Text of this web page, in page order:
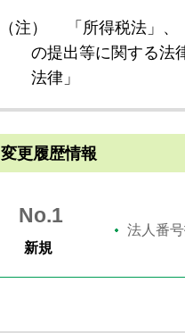
（注）
「所得税法」
の提出等に関する法
法律」
変更履歴情報
No.1
新規
法人番